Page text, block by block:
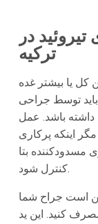
در
ترکیه
کل یا بیشتر غده
توسط جراحی
داشته باشد. عمل
اینکه پرکاری
مسدودکننده بتا
کنترل شود.
است جراح شما
کنید. این ید